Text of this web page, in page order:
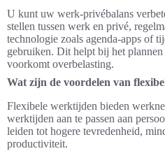
U kunt uw werk-privébalans
stellen tussen werk en privé,
technologie zoals agenda-apps of
gebruiken. Dit helpt bij het
voorkomt overbelasting.
Wat zijn de voordelen van
Flexibele werktijden bieden
werktijden aan te passen aan
leiden tot hogere tevredenheid,
productiviteit.